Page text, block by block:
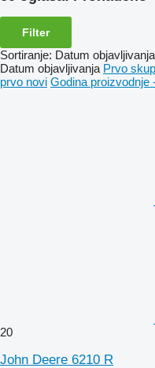
Filter
Sortiranje: Datum objavljivanja
Datum objavljivanja Prvo
prvo novi Godina proizvodnje
20
John Deere 6210 R